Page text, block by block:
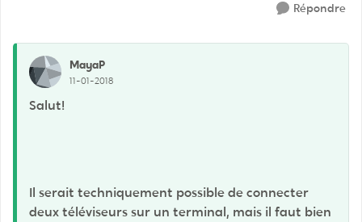
Répondre
MayaP
11-01-2018
Salut!
Il serait techniquement possible de connecter
deux téléviseurs sur un terminal, mais il faut bien